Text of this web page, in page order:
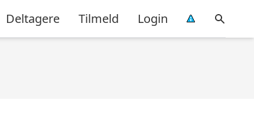
Deltagere Tilmeld Login